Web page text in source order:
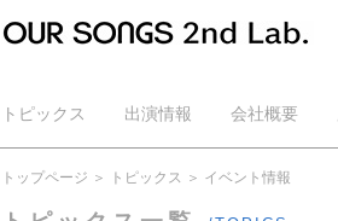
トピックス 出演情報 会社概要
公式YouTube
トップページ トピックス イベント情報